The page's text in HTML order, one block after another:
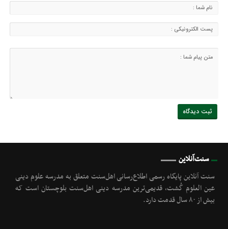
سنت‌آنلاین
سنت آنلاین پایگاه رسمی اطلاع‌رسانی اهل‌سنت متعلق به مدرسه علوم دینی
عین العلوم گُشت, قدیمی‌ترین مدرسه دینی اهل‌سنت بلوچستان است که
بیش از ۸۰ سال قدمت دارد.